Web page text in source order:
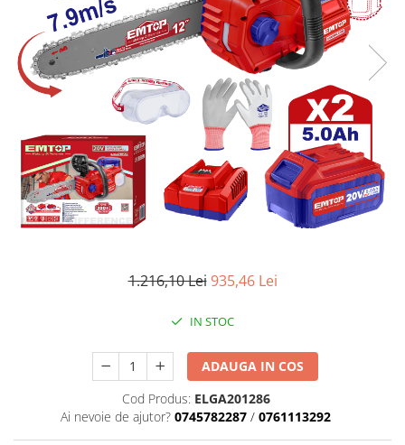
Masini de gaurit
Accesorii masini de gaurit
Masini de gaurit si insurubat
Circulare si fierastraie electrice
Masini de slefuit si polisat
Polizoare electrice
Accesorii polizare si slefuire
Polizoare electrice
Rindele electrice
Acumulatori si incarcatoare
Aparate de sudura
Aparate sudura
1.216,10 Lei 935,46 Lei
IN STOC
ADAUGA IN COS
Cod Produs: ELGA201286
Ai nevoie de ajutor? 0745782287 / 0761113292